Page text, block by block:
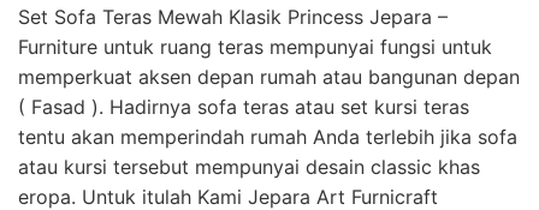
Set Sofa Teras Mewah Klasik Princess Jepara –
Furniture untuk ruang teras mempunyai fungsi untuk
memperkuat aksen depan rumah atau bangunan depan
( Fasad ). Hadirnya sofa teras atau set kursi teras
tentu akan memperindah rumah Anda terlebih jika sofa
atau kursi tersebut mempunyai desain classic khas
eropa. Untuk itulah Kami Jepara Art Furnicraft